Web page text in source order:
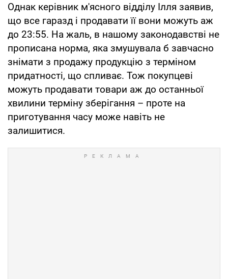
Однак керівник м'ясного відділу Ілля заявив,
що все гаразд і продавати її вони можуть аж
до 23:55. На жаль, в нашому законодавстві не
прописана норма, яка змушувала б завчасно
знімати з продажу продукцію з терміном
придатності, що спливає. Тож покупцеві
можуть продавати товари аж до останньої
хвилини терміну зберігання – проте на
приготування часу може навіть не
залишитися.